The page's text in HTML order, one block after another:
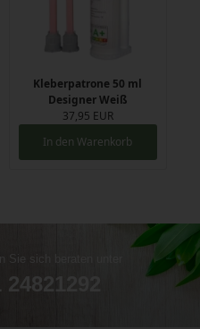
Kleberpatrone 50 ml
Designer Weiß
37,95 EUR
In den Warenkorb
Sie sich beraten unter
24821292